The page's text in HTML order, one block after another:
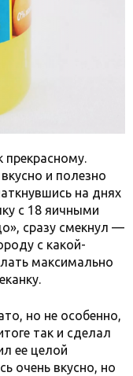
прекрасному.
и полезно
на днях
с 18 яичными
сразу смекнул —
с какой-
максимально
но не особенно,
так и сделал
ее целой
очень вкусно, но